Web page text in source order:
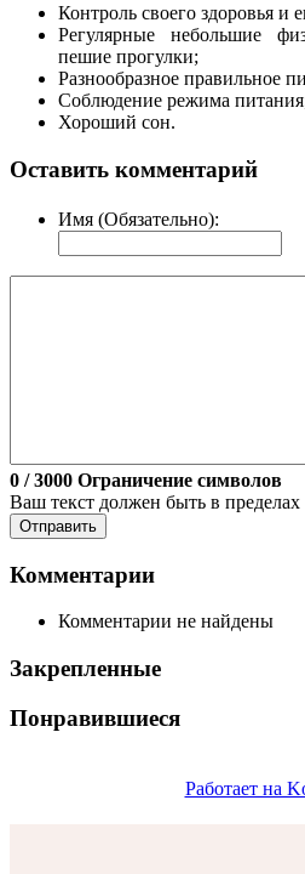
Контроль своего здоровья и
Регулярные небольшие
пешие прогулки;
Разнообразное правильное
Соблюдение режима
Хороший сон.
Оставить комментарий
Имя (Обязательно):
0 / 3000 Ограничение символов
Ваш текст должен быть в
Отправить
Комментарии
Комментарии не найдены
Закрепленные
Понравившиеся
Работает на